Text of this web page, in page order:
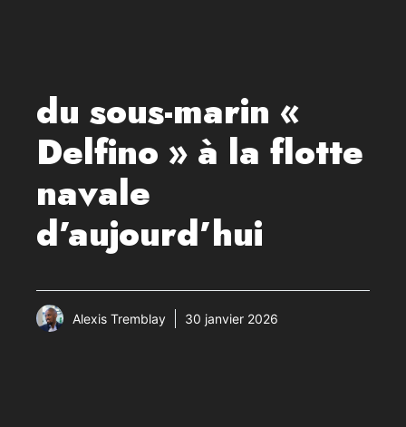
du sous-marin «
Delfino » à la flotte
navale
d’aujourd’hui
Alexis Tremblay 30 janvier 2026